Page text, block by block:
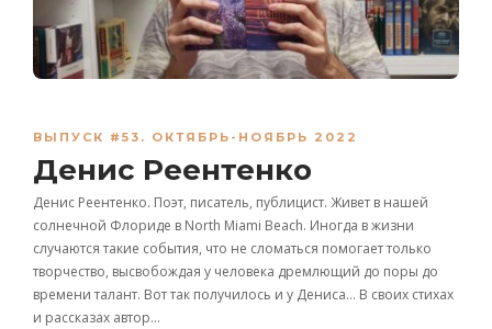
ВЫПУСК #53. ОКТЯБРЬ-НОЯБРЬ 2022
Денис Реентенко
Денис Реентенко. Поэт, писатель, публицист. Живет в нашей
солнечной Флориде в North Miami Beach. Иногда в жизни
случаются такие события, что не сломаться помогает только
творчество, высвобождая у человека дремлющий до поры до
времени талант. Вот так получилось и у Дениса… В своих стихах
и рассказах автор…